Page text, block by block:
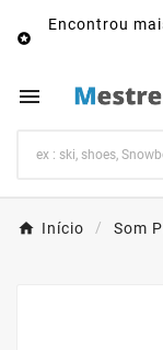

Encontrou

Início Som